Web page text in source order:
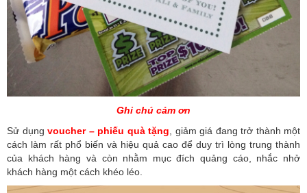
Ghi chú cảm ơn
Sử dụng voucher – phiếu quà tặng, giảm giá đang trở thành một
cách làm rất phổ biến và hiệu quả cao để duy trì lòng trung thành
của khách hàng và còn nhằm mục đích quảng cáo, nhắc nhở
khách hàng một cách khéo léo.